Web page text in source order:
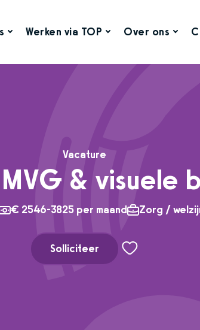
Werken via TOP Over ons
Vacature
& visuele
€ 2546-3825 per maand Zorg /
Solliciteer